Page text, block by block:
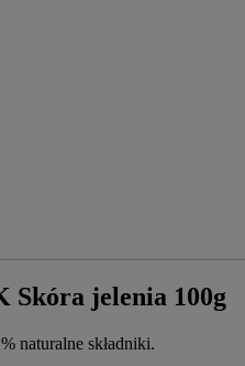
jelenia 100g
naturalne składniki.